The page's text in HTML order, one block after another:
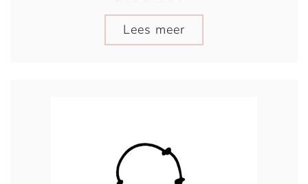
Lees meer